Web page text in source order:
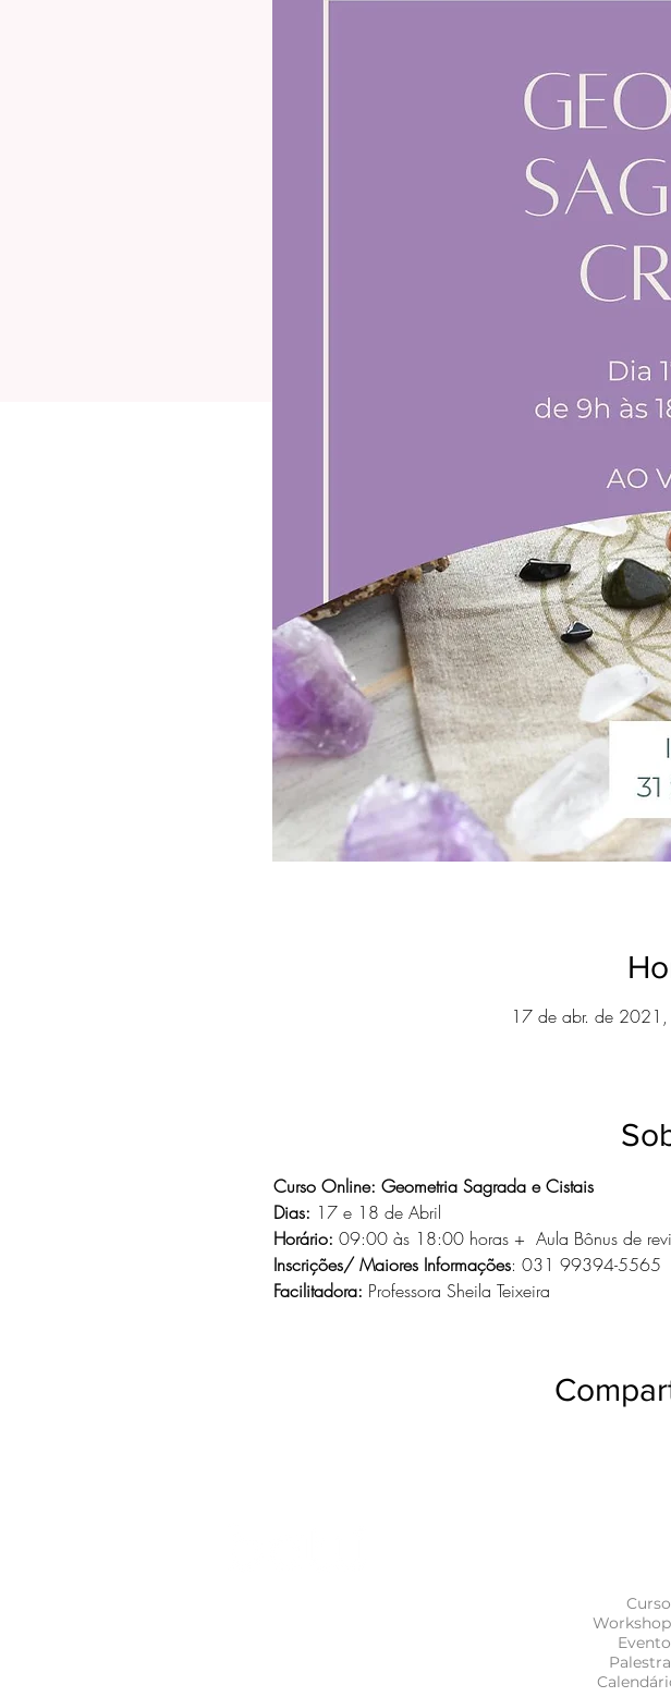
17 de abr. de
Curso Online: Geometria Sagrada e Cistais
Dias: 17 e 18 de Abril
Horário: 09:00 às 18:00 horas +  Aula Bônus de
Inscrições/ Maiores Informações: 031 99394-5565
Facilitadora: Professora Sheila Teixeira